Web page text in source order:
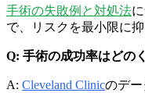
手術の失敗例と対処法
で、リスクを最小限に
Q: 手術の成功率はどの
A: Cleveland Clinicのデー